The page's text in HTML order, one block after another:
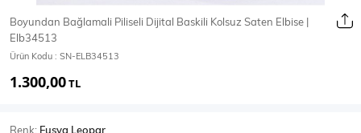
T-Shirt
BODY
Boyundan Bağlamali Piliseli Dijital Baskili Kolsuz Saten Elbise |
Elb34513
Ürün Kodu : SN-ELB34513
1.300,00TL
Renk: Fuşya Leopar